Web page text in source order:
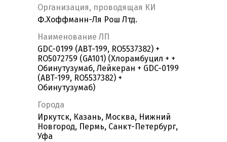
Организация, проводящая КИ
Ф.Хоффманн-Ля Рош Лтд.
Наименование ЛП
GDC-0199 (ABT-199, RO5537382) +
RO5072759 (GA101) (Хлорамбуцил + +
Обинутузумаб, Лейкеран + GDC-0199
(ABT-199, RO5537382) +
Обинутузумаб)
Города
Иркутск, Казань, Москва, Нижний
Новгород, Пермь, Санкт-Петербург,
Уфа